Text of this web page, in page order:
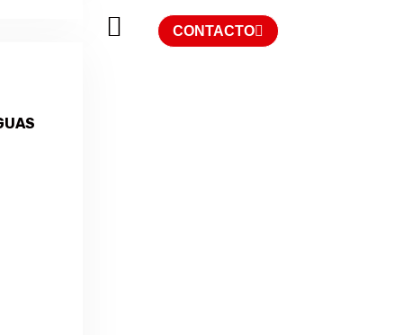
CONTACTO